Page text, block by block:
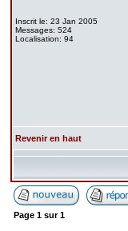
Inscrit le: 23 Jan 2005
Messages: 524
Localisation: 94
Revenir en haut
Page 1 sur1